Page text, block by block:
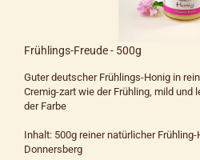
Frühlings-Freude - 500g
Guter deutscher Frühlings-Honig in
Cremig-zart wie der Frühling, mild und
der Farbe
Inhalt: 500g reiner natürlicher
Donnersberg